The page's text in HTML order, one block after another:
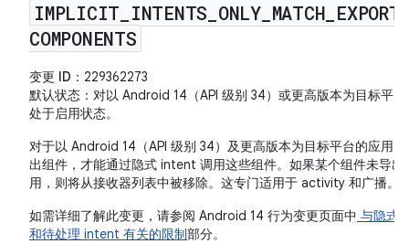
IMPLICIT INTENTS ONLY_ MATCH
COMPONENTS
变更 ID ：229362273
默认状态 ：对以 Android 14（API 级别 34）或更高版本为目标平
处于启用状态。
对于以 Android 14（API 级别 34）及更高版本为目标平台的应用
出组件，才能通过隐式 intent 调用这些组件。如果某个组件未导出
用，则将从接收器列表中被移除。这专门适用于 activity 和广播。
如需详细了解此变更，请参阅 Android 14 行为变更页面中 与隐式
和待处理 intent 有关的限制部分。